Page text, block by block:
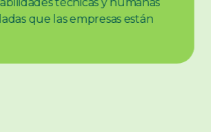
que las empresas están